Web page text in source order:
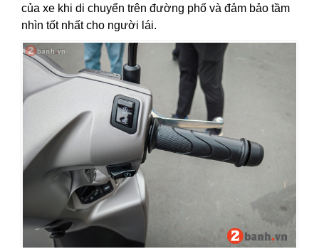
của xe khi di chuyển trên đường phố và đảm bảo tầm
nhìn tốt nhất cho người lái.